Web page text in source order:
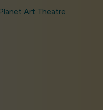
Planet Art Theatre